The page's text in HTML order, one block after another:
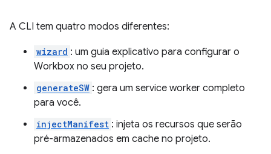
A CLI tem quatro modos diferentes:
wizard : um guia explicativo para configurar o
Workbox no seu projeto.
generateSW : gera um service worker completo
para você.
injectManifest : injeta os recursos que serão
pré-armazenados em cache no projeto.